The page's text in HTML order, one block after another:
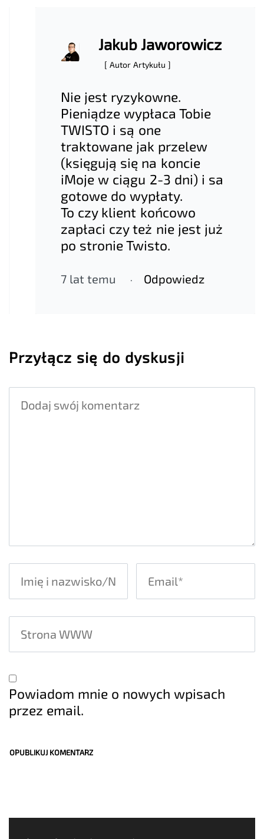
Jakub Jaworowicz
[ Autor Artykułu ]
Nie jest ryzykowne.
Pieniądze wypłaca Tobie
TWISTO i są one
traktowane jak przelew
(księgują się na koncie
iMoje w ciągu 2-3 dni) i sa
gotowe do wypłaty.
To czy klient końcowo
zapłaci czy też nie jest już
po stronie Twisto.
7 lat temu Odpowiedz
Przyłącz się do dyskusji
Powiadom mnie o nowych wpisach
przez email.